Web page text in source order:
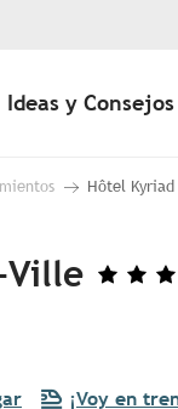
Ideas y Consejos
Hôtel
Ville
¡Voy en